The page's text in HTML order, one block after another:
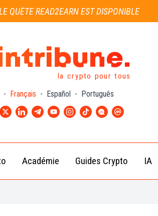
QUÊTE READ2EARN EST DISPONIBLE
la crypto pour tous
- Français - Español - Português
(BTC)
Académie
Débutant
Intermédiaire
Guides Crypto IA